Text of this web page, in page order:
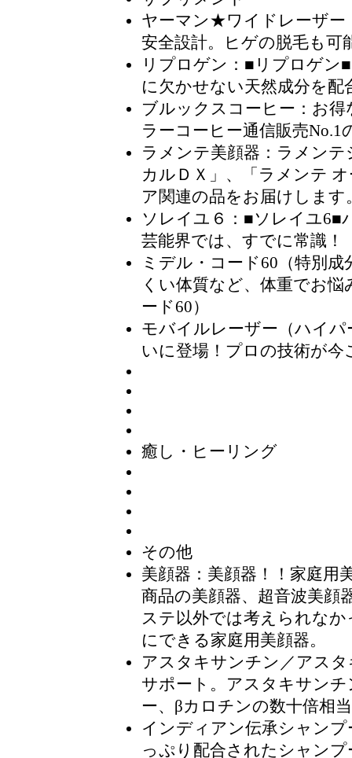
ヤーマン★ワイドレーザー
安全設計。ヒゲの脱毛も可
リプロゲン ：■リプロゲン
に欠かせない天然成分を配
ブルックスコーヒー ：お
ラーコーヒー通信販売No.1
ラメンテ美顔器 ：ラメン
カルＤＸ」、「ラメンテ
ア関連の品をお届けします
ソレイユ６ ：■ソレイユ
芸能界では、すでに常識！
ミデル・コード60（特別
くい体質など、体重でお
ード60）
モバイルレーザー（ハイパ
いに登場！プロの技術が今
癒し・ヒーリング
その他
美顔器 ：美顔器！！家庭
商品の美顔器、超音波美顔
ステ以外では考えられな
にできる家庭用美顔器。
アスタキサンチン／アス
サポート。アスタキサン
ー、βカロチンの数十倍相
インディアン伝承シャンプ
っぷり配合されたシャン